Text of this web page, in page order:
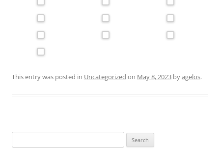
This entry was posted in Uncategorized on May 8, 2023 byagelos.
for: